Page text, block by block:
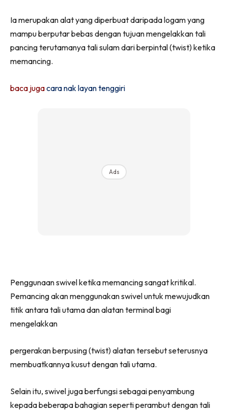
Ia merupakan alat yang diperbuat daripada logam yang
mampu berputar bebas dengan tujuan mengelakkan tali
pancing terutamanya tali sulam dari berpintal (twist) ketika
memancing.
baca jugacara nak layan tenggiri
Ads
Penggunaan swivel ketika memancing sangat kritikal.
Pemancing akan menggunakan swivel untuk mewujudkan
titik antara tali utama dan alatan terminal bagi
mengelakkan
pergerakan berpusing (twist) alatan tersebut seterusnya
membuatkannya kusut dengan tali utama.
Selain itu, swivel juga berfungsi sebagai penyambung
kepada beberapa bahagian seperti perambut dengan tali